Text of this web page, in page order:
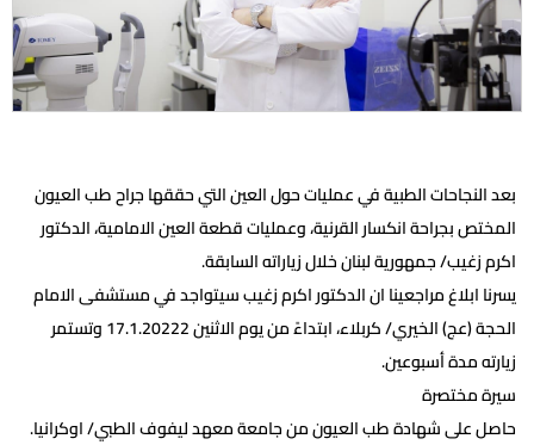
بعد النجاحات الطبية في عمليات حول العين التي حققها جراح طب العيون
المختص بجراحة انكسار القرنية، وعمليات قطعة العين الامامية، الدكتور
اكرم زغيب/ جمهورية لبنان خلال زياراته السابقة.
يسرنا ابلاغ مراجعينا ان الدكتور اكرم زغيب سيتواجد في مستشفى الامام
الحجة (عج) الخيري/ كربلاء، ابتداءً من يوم الاثنين 17.1.20222 وتستمر
زيارته مدة أسبوعين.
سيرة مختصرة
حاصل على شهادة طب العيون من جامعة معهد ليفوف الطبي/ اوكرانيا.